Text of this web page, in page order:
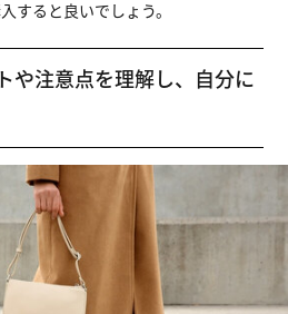
すると良いでしょう。
や注意点を理解し、自分に